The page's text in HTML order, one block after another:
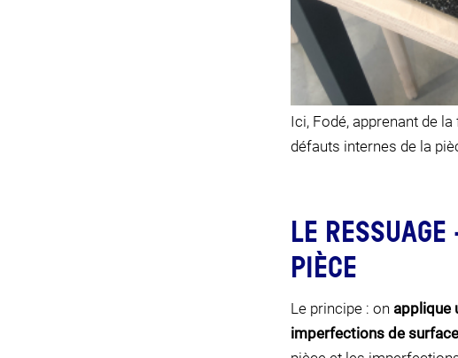
Ici, Fodé, apprenant de
défauts internes de la
LE
PIÈCE
Le principe : on applique
imperfections de surface